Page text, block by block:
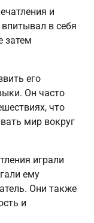
и
в себя
затем
его
Он часто
что
мир вокруг
играли
ему
Они также
и